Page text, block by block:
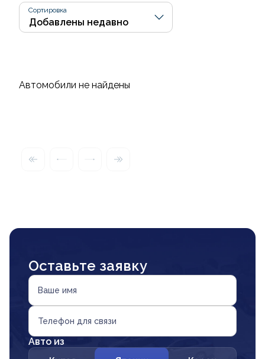
Сортировка
Автомобили не найдены
Оставьте заявку
Ваше имя
Телефон для связи
Авто из